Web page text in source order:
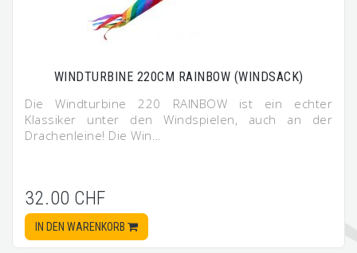
WINDTURBINE 220CM RAINBOW (WINDSACK)
Die Windturbine 220 RAINBOW ist ein echter
Klassiker unter den Windspielen, auch an der
Drachenleine! Die Win…
32.00 CHF
IN DEN WARENKORB